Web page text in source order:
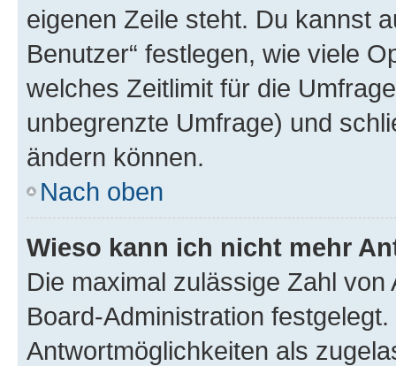
eigenen Zeile steht. Du kannst
Benutzer“ festlegen, wie viele
welches Zeitlimit für die
unbegrenzte Umfrage) und
ändern können.
Nach oben
Wieso kann ich nicht mehr
Die maximal zulässige Zahl
Board-Administration
Antwortmöglichkeiten als